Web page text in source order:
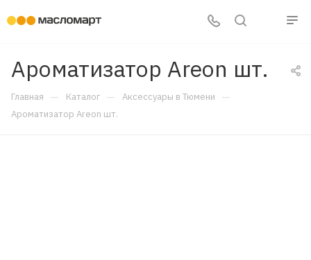
Ароматизатор Areon шт.
Главная — Каталог — Аксессуары в Тюмени —
Ароматизатор Areon шт.